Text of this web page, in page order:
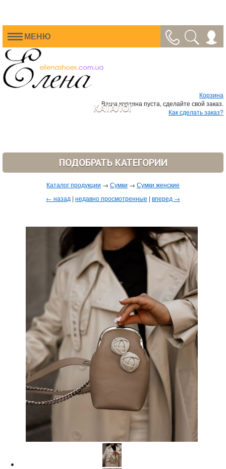
МЕНЮ
Корзина
Ваша корзина пуста, сделайте свой заказ.
Как сделать заказ?
КАТАЛОГ
ПОДОБРАТЬ КАТЕГОРИИ
Каталог продукции → Сумки → Сумки женские
← назад | недавно просмотренные | вперед →